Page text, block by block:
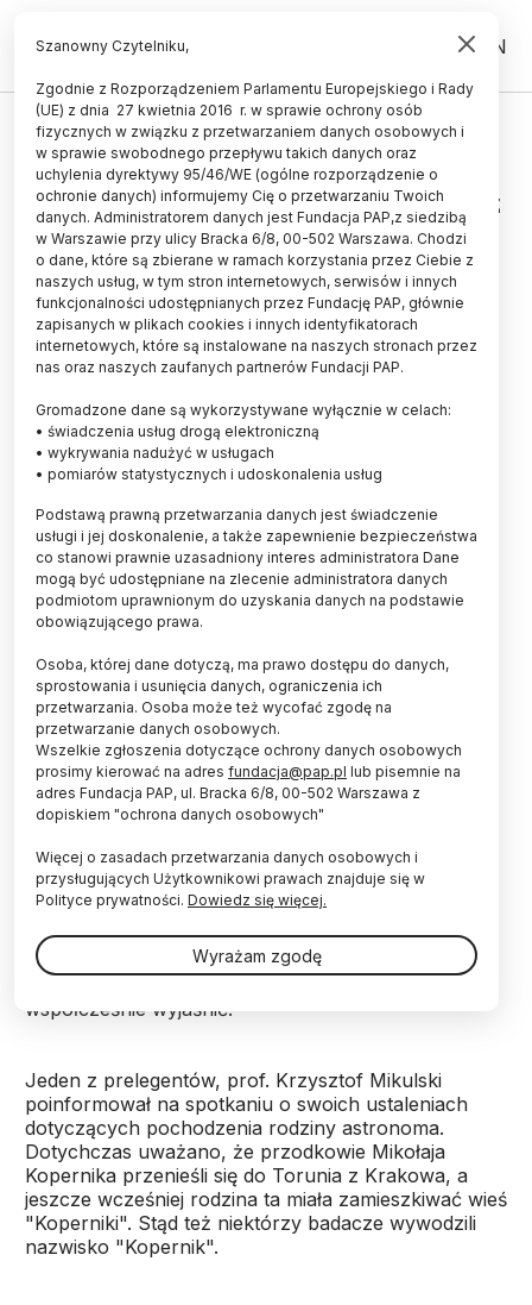
PL EN
HISTORIA I KULTURA
Prof. Mikulski: przodkowie
Kopernika pochodzili z Nysy, nie z
Krakowa
17.06.2015
aktualizacja: 17.06.2015
3 minuty czytania
Historyk prof. Krzysztof Mikulski badając
genealogię rodu Mikołaja Kopernika ustalił, że
przodkowie astronoma nie wywodzili się z
Krakowa, jak się dotąd uważało, ale raczej z Nysy.
W ocenie Mikulskiego mitem jest też to, że
astronom był najmłodszym dzieckiem.
We wtorek w olsztyńskim Ośrodku Badań
Naukowych odbyła się konferencja naukowa
poświęcona Mikołajowi Kopernikowi. Jej uczestnicy
zgodzili się, że życiorys najsłynniejszego astronoma
współcześnie wyjaśnić.
Jeden z prelegentów, prof. Krzysztof Mikulski
poinformował na spotkaniu o swoich ustaleniach
dotyczących pochodzenia rodziny astronoma.
Dotychczas uważano, że przodkowie Mikołaja
Kopernika przenieśli się do Torunia z Krakowa, a
jeszcze wcześniej rodzina ta miała zamieszkiwać wieś
"Koperniki". Stąd też niektórzy badacze wywodzili
nazwisko "Kopernik".
Szanowny Czytelniku,
Zgodnie z Rozporządzeniem Parlamentu Europejskiego i Rady
(UE) z dnia 27 kwietnia 2016 r. w sprawie ochrony osób
fizycznych w związku z przetwarzaniem danych osobowych i
w sprawie swobodnego przepływu takich danych oraz
uchylenia dyrektywy 95/46/WE (ogólne rozporządzenie o
ochronie danych) informujemy Cię o przetwarzaniu Twoich
danych. Administratorem danych jest Fundacja PAP,z siedzibą
w Warszawie przy ulicy Bracka 6/8, 00-502 Warszawa. Chodzi
o dane, które są zbierane w ramach korzystania przez Ciebie z
naszych usług, w tym stron internetowych, serwisów i innych
funkcjonalności udostępnianych przez Fundację PAP, głównie
zapisanych w plikach cookies i innych identyfikatorach
internetowych, które są instalowane na naszych stronach przez
nas oraz naszych zaufanych partnerów Fundacji PAP.
Gromadzone dane są wykorzystywane wyłącznie w celach:
• świadczenia usług drogą elektroniczną
• wykrywania nadużyć w usługach
• pomiarów statystycznych i udoskonalenia usług
Podstawą prawną przetwarzania danych jest świadczenie
usługi i jej doskonalenie, a także zapewnienie bezpieczeństwa
co stanowi prawnie uzasadniony interes administratora Dane
mogą być udostępniane na zlecenie administratora danych
podmiotom uprawnionym do uzyskania danych na podstawie
obowiązującego prawa.
Osoba, której dane dotyczą, ma prawo dostępu do danych,
sprostowania i usunięcia danych, ograniczenia ich
przetwarzania. Osoba może też wycofać zgodę na
przetwarzanie danych osobowych.
Wszelkie zgłoszenia dotyczące ochrony danych osobowych
prosimy kierować na adres fundacja@pap.pl lub pisemnie na
adres Fundacja PAP, ul. Bracka 6/8, 00-502 Warszawa z
dopiskiem "ochrona danych osobowych"
Więcej o zasadach przetwarzania danych osobowych i
przysługujących Użytkownikowi prawach znajduje się w
Polityce prywatności. Dowiedz się więcej.
Wyrażam zgodę